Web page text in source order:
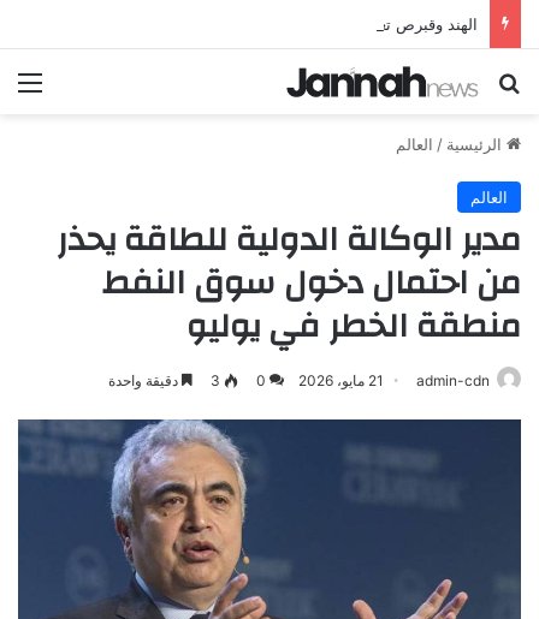
بحث عن
الرئيسية / العالم
العالم
مدير الوكالة الدولية للطاقة يحذر
من احتمال دخول سوق النفط
منطقة الخطر في يوليو
admin-cdn 21 مايو، 2026 0
3 دقيقة واحدة